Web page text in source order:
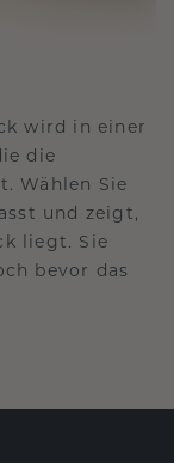
wird in einer
die
Wählen Sie
und zeigt,
liegt. Sie
bevor das